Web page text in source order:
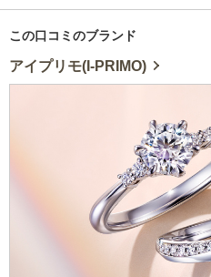
この口コミのブランド
アイプリモ(I-PRIMO)